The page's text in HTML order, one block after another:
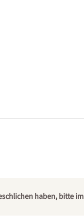
haben, bitte im